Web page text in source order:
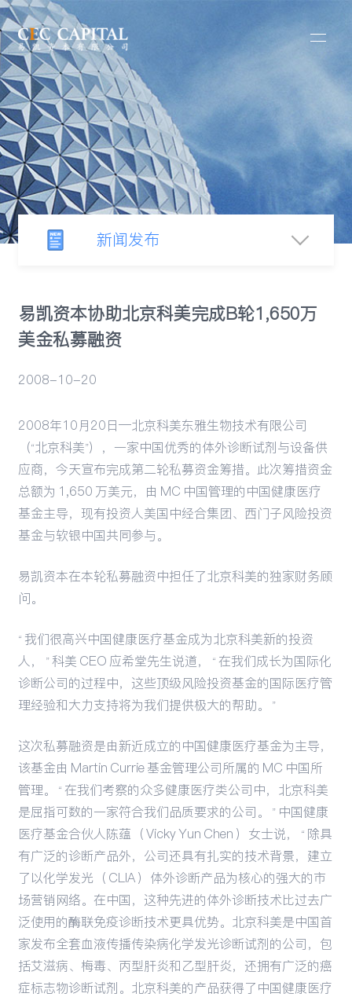
新闻发布
行业观察
易凯资本协助北京科美完成B轮1,650万
美金私募融资
2008-10-20
2008年10月20日—北京科美东雅生物技术有限公司
（“北京科美”），一家中国优秀的体外诊断试剂与设备供
应商，今天宣布完成第二轮私募资金筹措。此次筹措资金
总额为 1,650 万美元，由 MC 中国管理的中国健康医疗
基金主导，现有投资人美国中经合集团、西门子风险投资
基金与软银中国共同参与。
易凯资本在本轮私募融资中担任了北京科美的独家财务顾
问。
“ 我们很高兴中国健康医疗基金成为北京科美新的投资
人， ” 科美 CEO 应希堂先生说道， “ 在我们成长为国际化
诊断公司的过程中，这些顶级风险投资基金的国际医疗管
理经验和大力支持将为我们提供极大的帮助。 ”
这次私募融资是由新近成立的中国健康医疗基金为主导，
该基金由 Martin Currie 基金管理公司所属的 MC 中国所
管理。 “ 在我们考察的众多健康医疗类公司中，北京科美
是屈指可数的一家符合我们品质要求的公司。 ” 中国健康
医疗基金合伙人陈蕴（ Vicky Yun Chen ）女士说， “ 除具
有广泛的诊断产品外，公司还具有扎实的技术背景，建立
了以化学发光（ CLIA ）体外诊断产品为核心的强大的市
场营销网络。在中国，这种先进的体外诊断技术比过去广
泛使用的酶联免疫诊断技术更具优势。北京科美是中国首
家发布全套血液传播传染病化学发光诊断试剂的公司，包
括艾滋病、梅毒、丙型肝炎和乙型肝炎，还拥有广泛的癌
症标志物诊断试剂。北京科美的产品获得了中国健康医疗